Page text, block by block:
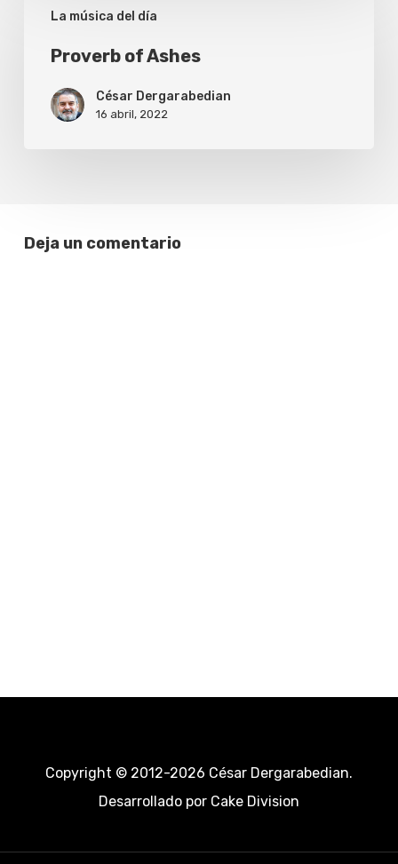
La música del día
AshesProverb of Ashes
César Dergarabedian
16 abril, 2022
Deja un comentario
Copyright © 2012-2026 César Dergarabedian.
Desarrollado porCake Division